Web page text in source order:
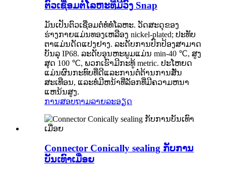
ຕົວເຊື່ອມຕໍ່ໂລຫະທີ່ມີວົງ Snap
ມັນເປັນຕົວເຊື່ອມຕໍ່ທໍ່ທໍ່ໂລຫະ. ວັດສະດຸຂອງ
ຮ່າງກາຍແມ່ນທອງເຫລືອງ nickel-plated; ປະທັບ
ຕາແມ່ນດັດແປງຢາງ. ລະດັບການປົກປ້ອງສາມາດ
ບັນລຸ IP68. ລະ​ດັບ​ອຸນ​ຫະ​ພູມ​ແມ່ນ min-40 ℃​, ສູງ​
ສຸດ 100 ℃​, ພວກ​ເຮົາ​ມີ​ກະ​ທູ້ metric​. ປະໂຫຍດ
ແມ່ນຜົນກະທົບທີ່ດີແລະການຕໍ່ຕ້ານການສັ່ນ
ສະເທືອນ, ແລະທໍ່ມີຫນ້າທີ່ລັອກທີ່ມີຄວາມຫນາ
ແຫນ້ນສູງ.
ການສອບຖາມລາຍລະອຽດ
Connector Conically sealing ກັບການ
ບັນເທົາເມື່ອຍ